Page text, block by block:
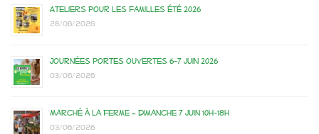
Ateliers pour les familles été 2026
28/06/2026
Journées portes ouvertes 6-7 juin 2026
03/06/2026
Marché à la ferme – dimanche 7 juin 10h-18h
03/06/2026